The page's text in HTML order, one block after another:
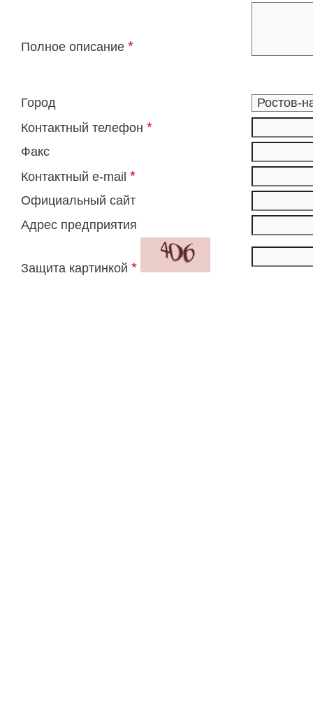
Полное описание *
Город
Контактный телефон *
Факс
Контактный e-mail *
Официальный сайт
Адрес предприятия
Защита картинкой *